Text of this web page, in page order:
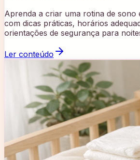
Aprenda a criar uma rotina de sono
com dicas práticas, horários
orientações de segurança para
Ler conteúdo